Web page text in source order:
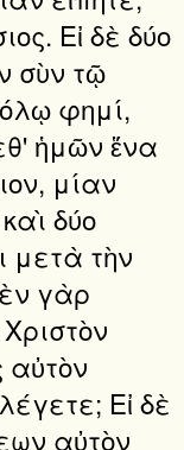
Εἰ δὲ δύο
σὺν τῷ
φημί,
ἡμῶν ἕνα
μίαν
δύο
μετὰ τὴν
γὰρ
αὐτὸν
Εἰ δὲ
αὐτὸν